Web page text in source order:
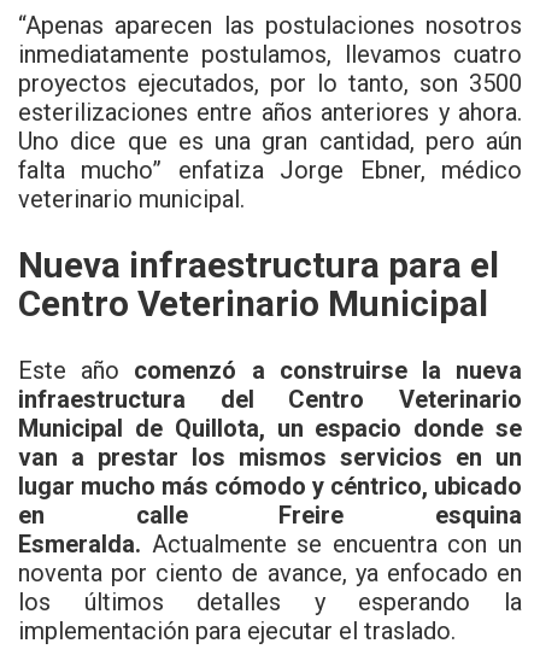
“Apenas aparecen las postulaciones nosotros
inmediatamente postulamos, llevamos cuatro
proyectos ejecutados, por lo tanto, son 3500
esterilizaciones entre años anteriores y ahora.
Uno dice que es una gran cantidad, pero aún
falta mucho” enfatiza Jorge Ebner, médico
veterinario municipal.
Nueva infraestructura para el
Centro Veterinario Municipal
Este año comenzó a construirse la nueva
infraestructura del Centro Veterinario
Municipal de Quillota, un espacio donde se
van a prestar los mismos servicios en un
lugar mucho más cómodo y céntrico, ubicado
en calle Freire esquina
Esmeralda. Actualmente se encuentra con un
noventa por ciento de avance, ya enfocado en
los últimos detalles y esperando la
implementación para ejecutar el traslado.